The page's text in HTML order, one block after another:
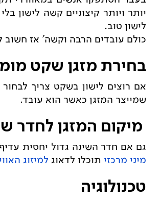
יותר ויותר קיצוניים קשה לישון
לישון טוב.
כולם עובדים הרבה וקשה' אז חשוב
בחירת מזגן שקט
אם רוצים לישון בשקט צריך
שמייצר המזגן כאשר הוא עובד.
מיקום המזגן לחדר
גם אם חדר השינה גדול יחסית
מיני מרכזי תוכלו לדאוג למיזוג
טכנולוגיה